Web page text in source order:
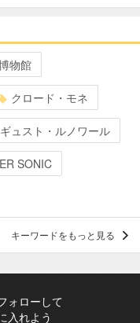
物館
クロード・モネ
ュスト・ルノワール
SONIC
キーワードをもっと見る
ォローして
入れよう